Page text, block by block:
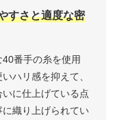
すさと適度な密
番手の糸を使用
ハリ感を抑えて、
に仕上げている点
織り上げられてい